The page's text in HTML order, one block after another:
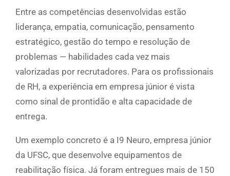
Entre as competências desenvolvidas estão
liderança, empatia, comunicação, pensamento
estratégico, gestão do tempo e resolução de
problemas — habilidades cada vez mais
valorizadas por recrutadores. Para os profissionais
de RH, a experiência em empresa júnior é vista
como sinal de prontidão e alta capacidade de
entrega.
Um exemplo concreto é a I9 Neuro, empresa júnior
da UFSC, que desenvolve equipamentos de
reabilitação física. Já foram entregues mais de 150